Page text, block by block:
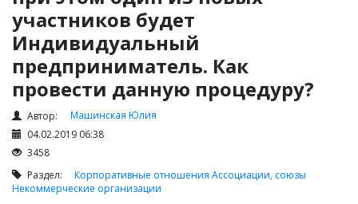
Договоры
Доверенности
Интернет и право
Возмещение ущерба
Проверка государственных органов
Взыскание долга
Государственные закупки
Предварительный квалификационный отбор «Самрук-
Қазына» (ПКО)
участников будет
Индивидуальный
предприниматель. Как
провести данную процедуру?
Автор:
Машинская Юлия
04.02.2019 06:38
3458
Раздел: Корпоративные отношения Ассоциации, союзы
Некоммерческие организации